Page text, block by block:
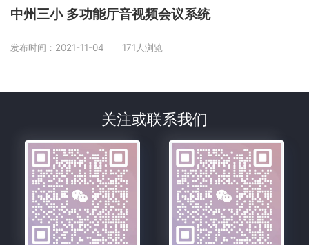
中州三小 多功能厅音视频会议系统
发布时间：2021-11-04 171人浏览
关注或联系我们